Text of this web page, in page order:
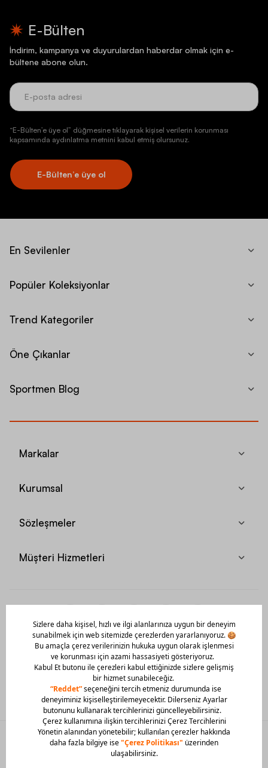
E-Bülten
İndirim, kampanya ve duyurulardan haberdar olmak için e-
bültene abone olun.
“E-Bülten’e üye ol” düğmesine tıklayarak kişisel verilerin korunması
kapsamında aydınlatma metnini kabul etmiş olursunuz.
E-Bülten’e üye ol
En Sevilenler
Popüler Koleksiyonlar
Trend Kategoriler
Öne Çıkanlar
Sportmen Blog
Markalar
Kurumsal
Sözleşmeler
Müşteri Hizmetleri
Mobil Uygulamamızı Hemen İndir!